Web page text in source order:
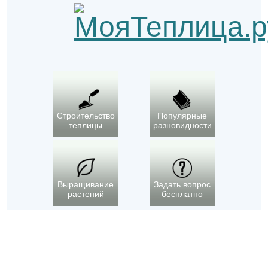
Строительство
теплицы
Популярные
разновидности
Выращивание
растений
Задать вопрос
бесплатно